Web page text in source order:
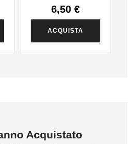
6,50 €
ACQUISTA
Acquistato